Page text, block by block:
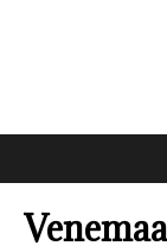
Venemaa